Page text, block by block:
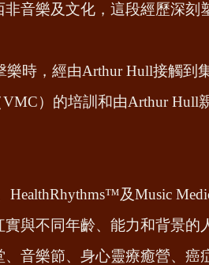
音樂及文化，這段經歷深刻
樂時，經由Arthur Hull接觸到
VMC）的培訓和由Arthur
HealthRhythms™及Music
與不同年齡、能力和背景
音樂節、身心靈療癒營、